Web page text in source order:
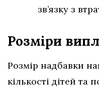
зв’язку з
Розміри
Розмір надбавки
кількості дітей та